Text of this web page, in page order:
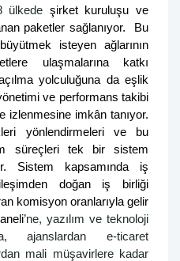
ülkede şirket kuruluşu ve
paketler sağlanıyor. Bu
isteyen ağlarının
ulaşmalarına katkı
yolculuğuna da eşlik
ve performans takibi
izlenmesine imkân tanıyor.
yönlendirmeleri ve bu
süreçleri tek bir sistem
Sistem kapsamında iş
doğan iş birliği
komisyon oranlarıyla gelir
’ne, yazılım ve teknoloji
ajanslardan e-ticaret
mali müşavirlere kadar